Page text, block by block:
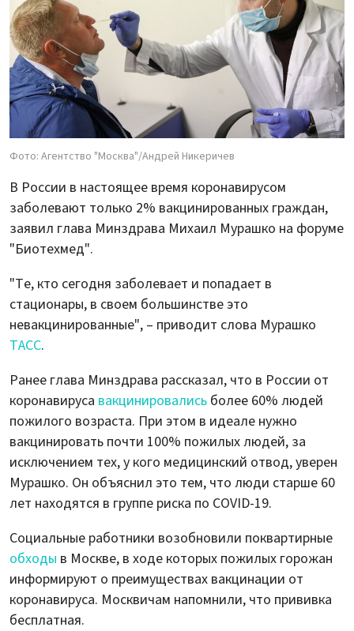
Фото: Агентство "Москва"/Андрей Никеричев
В России в настоящее время коронавирусом
заболевают только 2% вакцинированных граждан,
заявил глава Минздрава Михаил Мурашко на форуме
"Биотехмед".
"Те, кто сегодня заболевает и попадает в
стационары, в своем большинстве это
невакцинированные", – приводит слова Мурашко
ТАСС.
Ранее глава Минздрава рассказал, что в России от
коронавируса вакцинировались более 60% людей
пожилого возраста. При этом в идеале нужно
вакцинировать почти 100% пожилых людей, за
исключением тех, у кого медицинский отвод, уверен
Мурашко. Он объяснил это тем, что люди старше 60
лет находятся в группе риска по COVID-19.
Социальные работники возобновили поквартирные
обходы в Москве, в ходе которых пожилых горожан
информируют о преимуществах вакцинации от
коронавируса. Москвичам напомнили, что прививка
бесплатная.